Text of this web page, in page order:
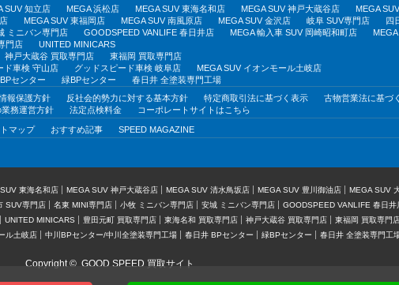
SUV 知立店 MEGA 浜松店 MEGA SUV 東海名和店 MEGA SUV 神戸大蔵谷店
MEGA
MEGA SUV 東福岡店 MEGA SUV 南風原店 MEGA SUV 金沢店 岐阜 SUV専門店 四
ミニバン専門店 GOODSPEED VANLIFE 春日井店 MEGA 輸入車 SUV 岡崎昭和町店
門店
UNITED MINICARS
神戸大蔵谷 買取専門店
東福岡 買取専門店
ド車検 守山店 グッドスピード車検 岐阜店
MEGA SUV イオンモール土岐店
センター 緑BPセンター
春日井 全塗装専門工場
報保護方針 反社会的勢力に対する基本方針 特定商取引法に基づく表示
古物営業法に基づ
務運営方針 法定点検料金
コーポレートサイトはこちら
マップ おすすめ記事 SPEED MAGAZINE
東海名和店 MEGA SUV 神戸大蔵谷店 MEGA SUV 清水鳥坂店 MEGA SUV 豊川御油店 MEGA SUV
SUV専門店 名東 MINI専門店 小牧 ミニバン専門店 安城 ミニバン専門店 GOODSPEED VANLIFE 春日井
UNITED MINICARS 豊田元町 買取専門店 東海名和 買取専門店 神戸大蔵谷 買取専門店 東福岡 買取専門
ル土岐店 中川BPセンター/中川全塗装専門工場 春日井 BPセンター 緑BPセンター 春日井 全塗装専門工
Copyright © GOOD SPEED 買取サイト